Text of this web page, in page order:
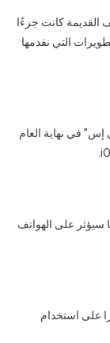
القديمة كانت جزءًا
التي نقدمها
عن العمل على هواتف أيفون “3 جي إس” في نهاية العام
على هواتف أندرويد 2.1 أو 2.2، كما سيؤثر على الهواتف
فون 7 لن يكون قادرا على استخدام